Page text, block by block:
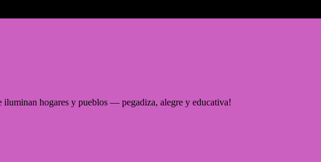
iluminan hogares y pueblos — pegadiza, alegre y educativa!